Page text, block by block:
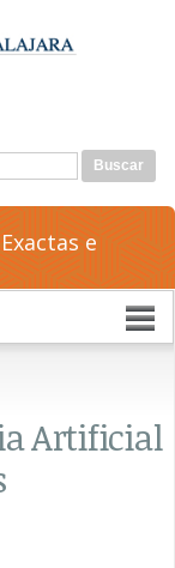
de búsqueda
e
Artificial